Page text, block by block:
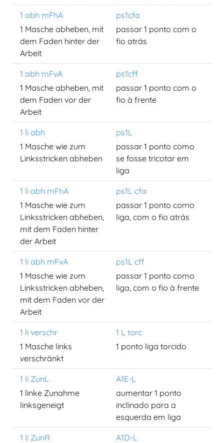
1 abh mFhA
ps1cfa
1 Masche abheben, mit
dem Faden hinter der
Arbeit
passar 1 ponto com o
fio atrás
1 abh mFvA
ps1cff
1 Masche abheben, mit
dem Faden vor der
Arbeit
passar 1 ponto com o
fio à frente
1 li abh
ps1L
1 Masche wie zum
Linksstricken abheben
passar 1 ponto como
se fosse tricotar em
liga
1 li abh mFhA
ps1L cfa
1 Masche wie zum
Linksstricken abheben,
mit dem Faden hinter
der Arbeit
passar 1 ponto como
liga, com o fio atrás
1 li abh mFvA
ps1L cff
1 Masche wie zum
Linksstricken abheben,
mit dem Faden vor der
Arbeit
passar 1 ponto como
liga, com o fio à frente
1 li verschr
1 L torc
1 Masche links
verschränkt
1 ponto liga torcido
1 li ZunL
A1E-L
1 linke Zunahme
linksgeneigt
aumentar 1 ponto
inclinado para a
esquerda em liga
1 li ZunR
A1D-L